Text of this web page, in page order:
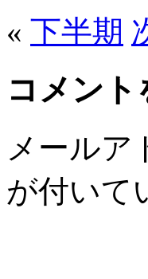
« 下半期
コメント
メールア
が付いて